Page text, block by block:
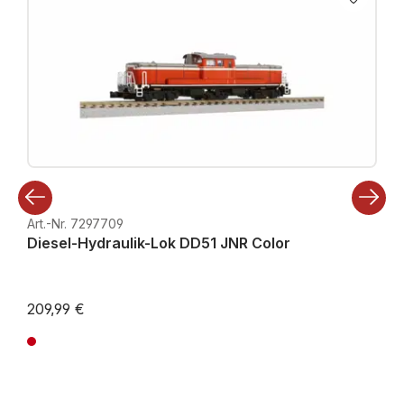
Art.-Nr. 7297709
Diesel-Hydraulik-Lok DD51 JNR Color
209,99 €